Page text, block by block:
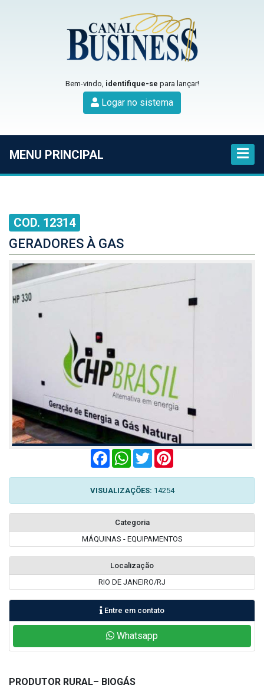
Bem-vindo, identifique-se para lançar!
Logar no sistema
MENU PRINCIPAL
COD. 12314
GERADORES À GAS
FacebookWhatsApp
Twitter
VISUALIZAÇÕES: 14254
Categoria
MÁQUINAS - EQUIPAMENTOS
Localização
RIO DE JANEIRO/RJ
Entre em contato
Whatsapp
PRODUTOR RURAL– BIOGÁS